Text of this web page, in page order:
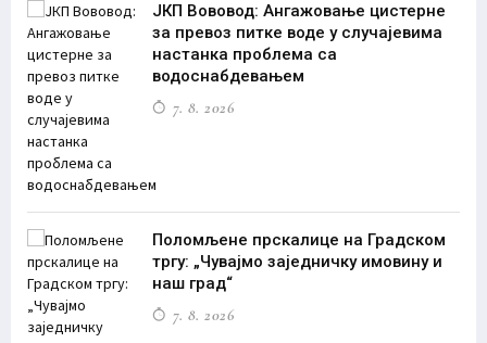
ЈКП Вововод: Ангажовање цистерне
за превоз питке воде у случајевима
настанка проблема са
водоснабдевањем
7. 8. 2026
Поломљене прскалице на Градском
тргу: „Чувајмо заједничку имовину и
наш град“
7. 8. 2026